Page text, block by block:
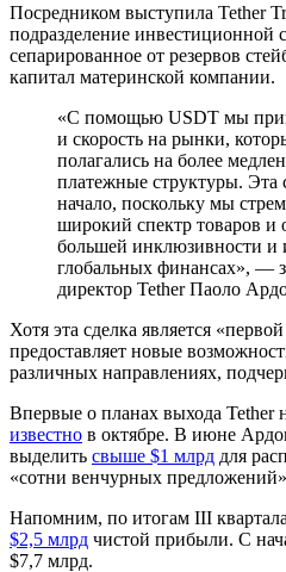
Посредником выступила Tether
подразделение инвестиционной
сепарированное от резервов
капитал материнской компании.
«С помощью USDT мы
и скорость на рынки,
полагались на более
платежные структуры. Эта
начало, поскольку мы
широкий спектр товаров и
большей инклюзивности и
глобальных финансах», —
директор Tether Паоло
Хотя эта сделка является
предоставляет новые
различных направлениях,
Впервые о планах выхода Tether
известно в октябре. В июне
выделить свыше $1 млрд для
«сотни венчурных
Напомним, по итогам III
$2,5 млрд чистой прибыли. С
$7,7 млрд.